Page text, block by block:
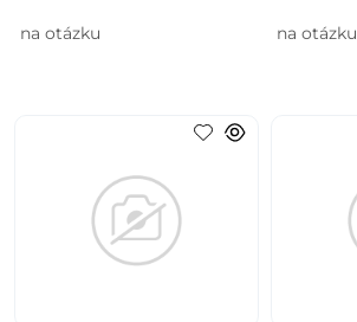
na otázku na otázku